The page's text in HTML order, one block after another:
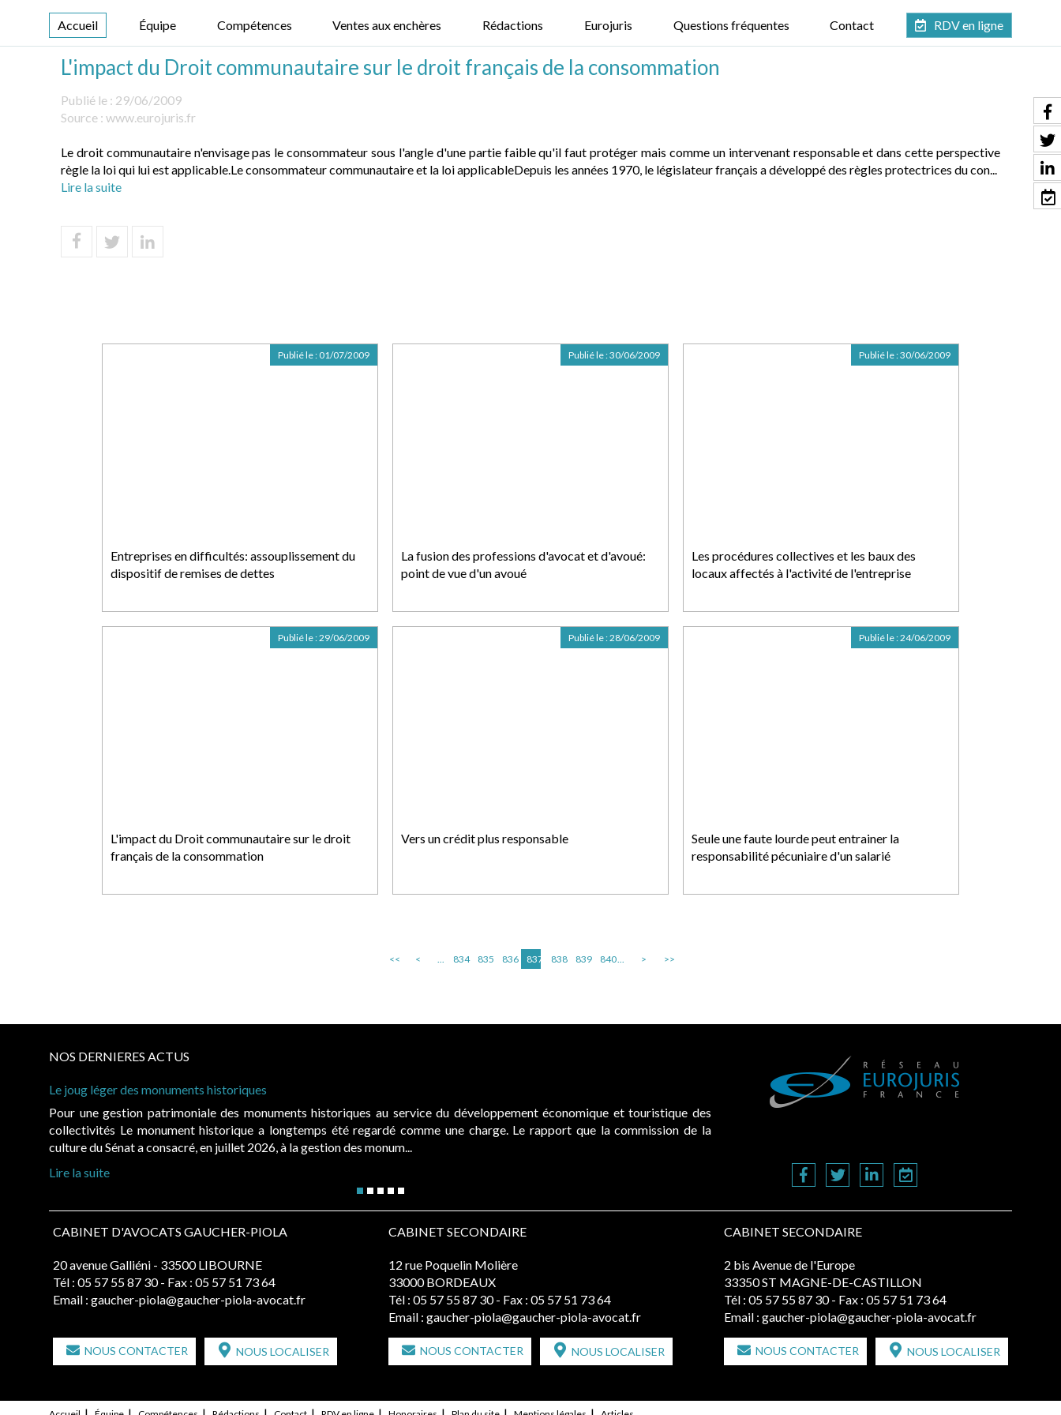
Accueil Équipe Compétences Ventes aux enchères Rédactions Eurojuris Questions fréquentes Contact RDV en ligne
L'impact du Droit communautaire sur le droit français de la consommation
Publié le : 29/06/2009
Source : www.eurojuris.fr
Le droit communautaire n'envisage pas le consommateur sous l'angle d'une partie faible qu'il faut protéger mais comme un intervenant responsable et dans cette perspective
règle la loi qui lui est applicable.Le consommateur communautaire et la loi applicableDepuis les années 1970, le législateur français a développé des règles protectrices du con...
Lire la suite
Entreprises en difficultés: assouplissement du
dispositif de remises de dettes
Publié le : 01/07/2009
La fusion des professions d'avocat et d'avoué:
point de vue d'un avoué
Publié le :30/06/2009
Les procédures collectives et les baux des
locaux affectés à l'activité de l'entreprise
Publié le :30/06/2009
L'impact du Droit communautaire sur le droit
français de la consommation
Publié le :29/06/2009
Vers un crédit plus responsable
Publié le :28/06/2009
Seule une faute lourde peut entrainer la
responsabilité pécuniaire d'un salarié
Publié le :24/06/2009
<< < ... 834 835 836 837 838 839 840... > >>
NOS DERNIERES ACTUS
Le joug léger des monuments historiques
Pour une gestion patrimoniale des monuments historiques au service du développement économique et touristique des
collectivités Le monument historique a longtemps été regardé comme une charge. Le rapport que la commission de la
culture du Sénat a consacré, en juillet 2026, à la gestion des monum...
Lire la suite
CABINET D'AVOCATS GAUCHER-PIOLA
20 avenue Galliéni - 33500 LIBOURNE
Tél : 05 57 55 87 30 - Fax : 05 57 51 73 64
Email : gaucher-piola@gaucher-piola-avocat.fr
NOUS CONTACTER NOUS LOCALISER
CABINET SECONDAIRE
12 rue Poquelin Molière
33000 BORDEAUX
Tél : 05 57 55 87 30 - Fax : 05 57 51 73 64
Email : gaucher-piola@gaucher-piola-avocat.fr
NOUS CONTACTER NOUS LOCALISER
CABINET SECONDAIRE
2 bis Avenue de l'Europe
33350 ST MAGNE-DE-CASTILLON
Tél : 05 57 55 87 30 - Fax : 05 57 51 73 64
Email : gaucher-piola@gaucher-piola-avocat.fr
NOUS CONTACTER NOUS LOCALISER